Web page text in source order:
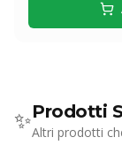
✨Prodotti
Altri prodotti